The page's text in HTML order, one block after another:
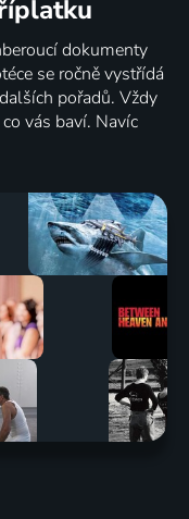
dokumenty
se ročně vystřídá
pořadů. Vždy
vás baví. Navíc